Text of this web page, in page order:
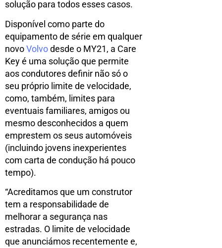
solução para todos esses casos.
Disponível como parte do
equipamento de série em qualquer
novoVolvodesde o MY21, a Care
Key é uma solução que permite
aos condutores definir não só o
seu próprio limite de velocidade,
como, também, limites para
eventuais familiares, amigos ou
mesmo desconhecidos a quem
emprestem os seus automóveis
(incluindo jovens inexperientes
com carta de condução há pouco
tempo).
“Acreditamos que um construtor
tem a responsabilidade de
melhorar a segurança nas
estradas. O limite de velocidade
que anunciámos recentemente e,